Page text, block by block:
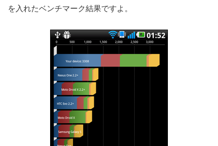
を入れたベンチマーク結果ですよ。